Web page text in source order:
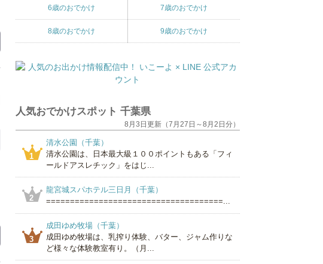
6歳のおでかけ 7歳のおでかけ
8歳のおでかけ 9歳のおでかけ
人気おでかけスポット 千葉県
8月3日更新（7月27日～8月2日分）
1
清水公園（千葉）
清水公園は、日本最大級１００ポイントもある「フィ
ールドアスレチック」をはじ...
2
龍宮城スパホテル三日月（千葉）
=====================================...
3
成田ゆめ牧場（千葉）
成田ゆめ牧場は、乳搾り体験、バター、ジャム作りな
ど様々な体験教室有り。（月...